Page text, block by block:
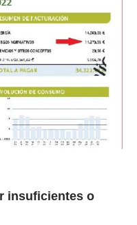
insuficientes o